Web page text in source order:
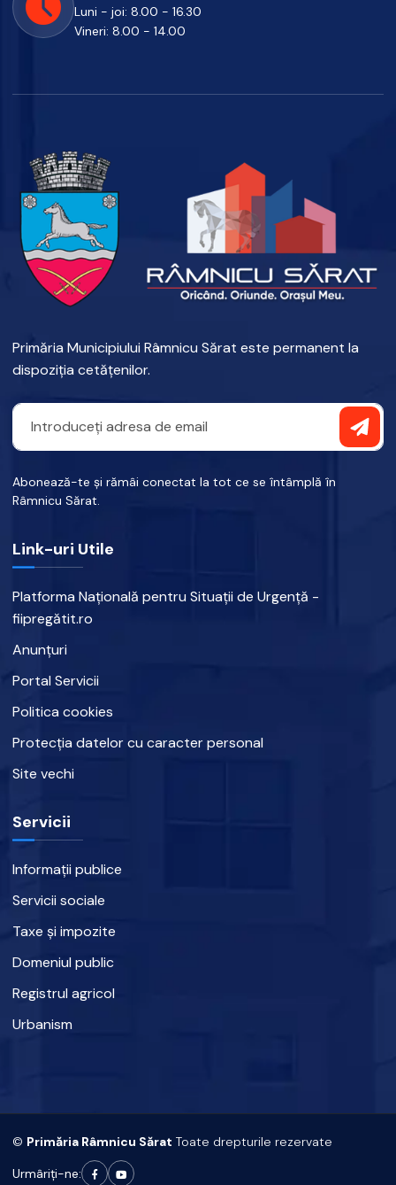
Luni - joi: 8.00 - 16.30
Vineri: 8.00 - 14.00
Primăria Municipiului Râmnicu Sărat este permanent la
dispoziția cetățenilor.
Abonează-te și rămâi conectat la tot ce se întâmplă în
Râmnicu Sărat.
Link-uri Utile
Platforma Națională pentru Situații de Urgență -
fiipregătit.ro
Anunțuri
Portal Servicii
Politica cookies
Protecția datelor cu caracter personal
Site vechi
Servicii
Informații publice
Servicii sociale
Taxe și impozite
Domeniul public
Registrul agricol
Urbanism
© Primăria Râmnicu Sărat Toate drepturile rezervate
Urmâriți-ne: